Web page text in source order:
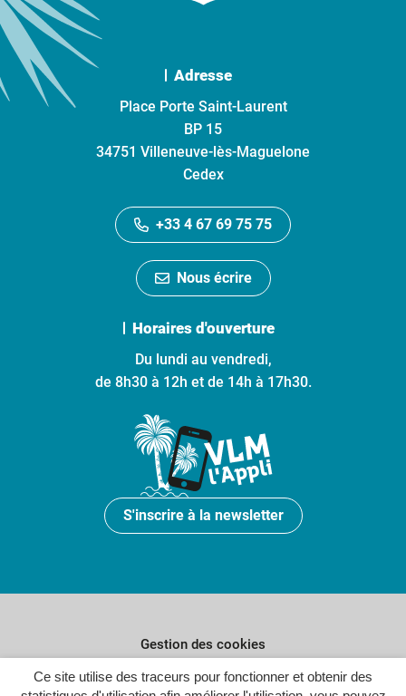
Ce site utilise des traceurs pour fonctionner et obtenir des
Adresse
Place Porte Saint-Laurent
BP 15
34751 Villeneuve-lès-Maguelone
Cedex
+33 4 67 69 75 75
Nous écrire
Horaires d'ouverture
Du lundi au vendredi,
de 8h30 à 12h et de 14h à 17h30.
S'inscrire à la newsletter
Gestion des cookies
Plan du site